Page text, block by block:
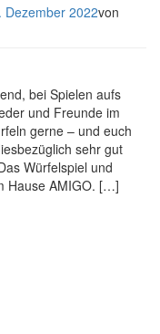
Dezember 2022von
bei Spielen aufs
und Freunde im
gerne – und euch
sehr gut
Würfelspiel und
Hause AMIGO. […]